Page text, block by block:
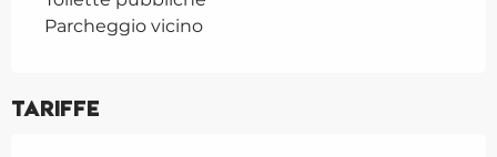
Parcheggio vicino
Tariffe